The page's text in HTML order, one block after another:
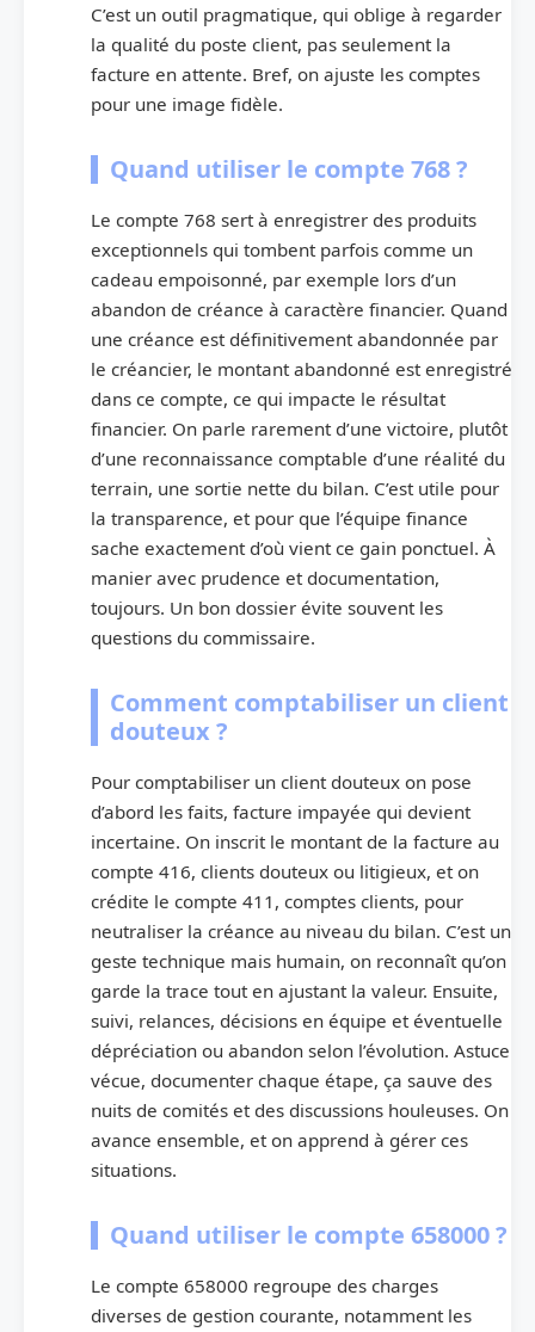
C’est un outil pragmatique, qui oblige à regarder
la qualité du poste client, pas seulement la
facture en attente. Bref, on ajuste les comptes
pour une image fidèle.
Quand utiliser le compte 768 ?
Le compte 768 sert à enregistrer des produits
exceptionnels qui tombent parfois comme un
cadeau empoisonné, par exemple lors d’un
abandon de créance à caractère financier. Quand
une créance est définitivement abandonnée par
le créancier, le montant abandonné est enregistré
dans ce compte, ce qui impacte le résultat
financier. On parle rarement d’une victoire, plutôt
d’une reconnaissance comptable d’une réalité du
terrain, une sortie nette du bilan. C’est utile pour
la transparence, et pour que l’équipe finance
sache exactement d’où vient ce gain ponctuel. À
manier avec prudence et documentation,
toujours. Un bon dossier évite souvent les
questions du commissaire.
Comment comptabiliser un client
douteux ?
Pour comptabiliser un client douteux on pose
d’abord les faits, facture impayée qui devient
incertaine. On inscrit le montant de la facture au
compte 416, clients douteux ou litigieux, et on
crédite le compte 411, comptes clients, pour
neutraliser la créance au niveau du bilan. C’est un
geste technique mais humain, on reconnaît qu’on
garde la trace tout en ajustant la valeur. Ensuite,
suivi, relances, décisions en équipe et éventuelle
dépréciation ou abandon selon l’évolution. Astuce
vécue, documenter chaque étape, ça sauve des
nuits de comités et des discussions houleuses. On
avance ensemble, et on apprend à gérer ces
situations.
Quand utiliser le compte 658000 ?
Le compte 658000 regroupe des charges
diverses de gestion courante, notamment les